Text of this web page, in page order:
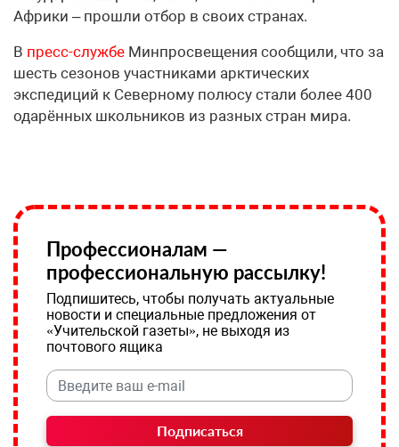
Африки – прошли отбор в своих странах.
В пресс-службе Минпросвещения сообщили, что за
шесть сезонов участниками арктических
экспедиций к Северному полюсу стали более 400
одарённых школьников из разных стран мира.
Профессионалам —
профессиональную рассылку!
Подпишитесь, чтобы получать актуальные
новости и специальные предложения от
«Учительской газеты», не выходя из
почтового ящика
Подписаться